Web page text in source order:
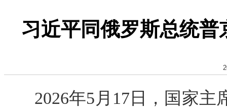
习近平同俄罗斯总统
2026年5月17日，国家